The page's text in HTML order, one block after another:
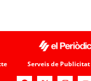
Serveis de Publicitat